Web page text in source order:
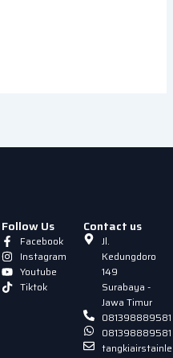
Follow Us
Facebook
Instagram
Youtube
Tiktok
Contact us
Jl.
Kedungdoro
149
Surabaya -
Jawa Timur
081398889581
081398889581